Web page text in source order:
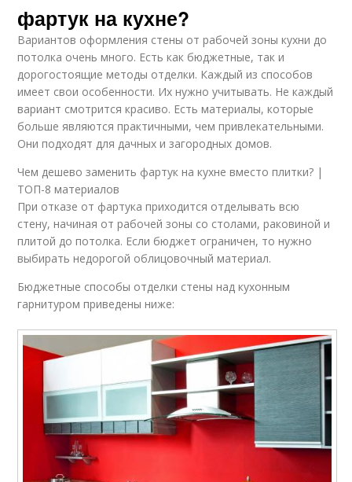
фартук на кухне?
Вариантов оформления стены от рабочей зоны кухни до
потолка очень много. Есть как бюджетные, так и
дорогостоящие методы отделки. Каждый из способов
имеет свои особенности. Их нужно учитывать. Не каждый
вариант смотрится красиво. Есть материалы, которые
больше являются практичными, чем привлекательными.
Они подходят для дачных и загородных домов.
Чем дешево заменить фартук на кухне вместо плитки? |
ТОП-8 материалов
При отказе от фартука приходится отделывать всю
стену, начиная от рабочей зоны со столами, раковиной и
плитой до потолка. Если бюджет ограничен, то нужно
выбирать недорогой облицовочный материал.
Бюджетные способы отделки стены над кухонным
гарнитуром приведены ниже: